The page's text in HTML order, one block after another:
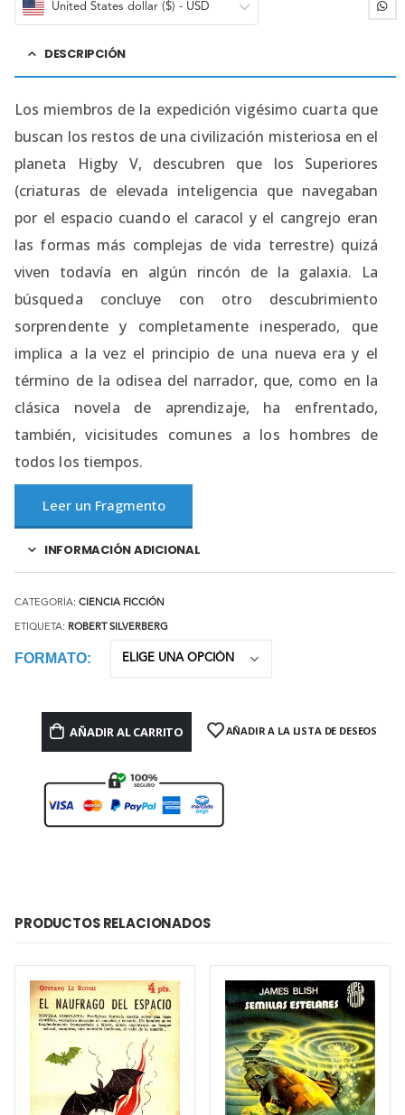
United States dollar ($) - USD
DESCRIPCIÓN
Los miembros de la expedición vigésimo cuarta que
buscan los restos de una civilización misteriosa en el
planeta Higby V, descubren que los Superiores
(criaturas de elevada inteligencia que navegaban
por el espacio cuando el caracol y el cangrejo eran
las formas más complejas de vida terrestre) quizá
viven todavía en algún rincón de la galaxia. La
búsqueda concluye con otro descubrimiento
sorprendente y completamente inesperado, que
implica a la vez el principio de una nueva era y el
término de la odisea del narrador, que, como en la
clásica novela de aprendizaje, ha enfrentado,
también, vicisitudes comunes a los hombres de
todos los tiempos.
Leer un Fragmento
INFORMACIÓN ADICIONAL
CATEGORÍA: CIENCIA FICCIÓN
ETIQUETA: ROBERT SILVERBERG
FORMATO
AÑADIR AL CARRITO AÑADIR A LA LISTA DE DESEOS
PRODUCTOS RELACIONADOS